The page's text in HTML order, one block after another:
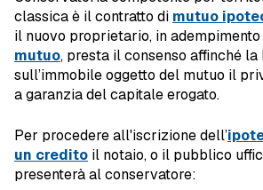
classica è il contratto di mutuo
il nuovo proprietario, in
mutuo, presta il consenso affinché
sull’immobile oggetto del mutuo il
a garanzia del capitale erogato.
Per procedere all'iscrizione dell’
un credito il notaio, o il pubblico
presenterà al conservatore: